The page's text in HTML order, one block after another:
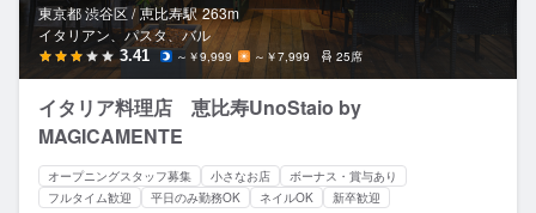
東京都 渋谷区 / 恵比寿駅 263m
イタリアン、パスタ、バル
3.41 ～￥9,999 ～￥7,999 25席
イタリア料理店 恵比寿UnoStaio by
MAGICAMENTE
オープニングスタッフ募集 小さなお店
ボーナス・賞与あり
フルタイム歓迎
平日のみ勤務OK ネイルOK 新卒歓迎